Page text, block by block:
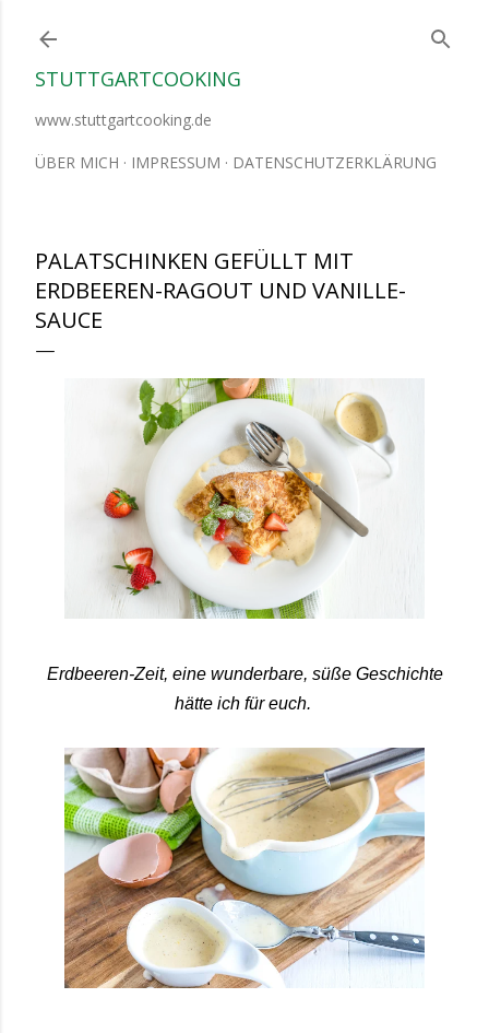
STUTTGARTCOOKING
www.stuttgartcooking.de
ÜBER MICH IMPRESSUM DATENSCHUTZERKLÄRUNG
PALATSCHINKEN GEFÜLLT MIT
ERDBEEREN-RAGOUT UND VANILLE-
SAUCE
Erdbeeren-Zeit, eine wunderbare, süße Geschichte
hätte ich für euch.